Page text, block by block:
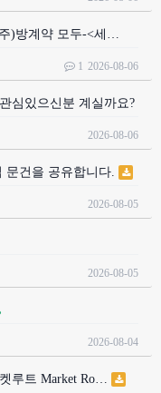
)방계약 모두-<세…
1 2026-08-06
심있으신분 계실까요?
2026-08-06
건을 공유합니다.
2026-08-05
2026-08-05
2026-08-04
루트 Market Ro…